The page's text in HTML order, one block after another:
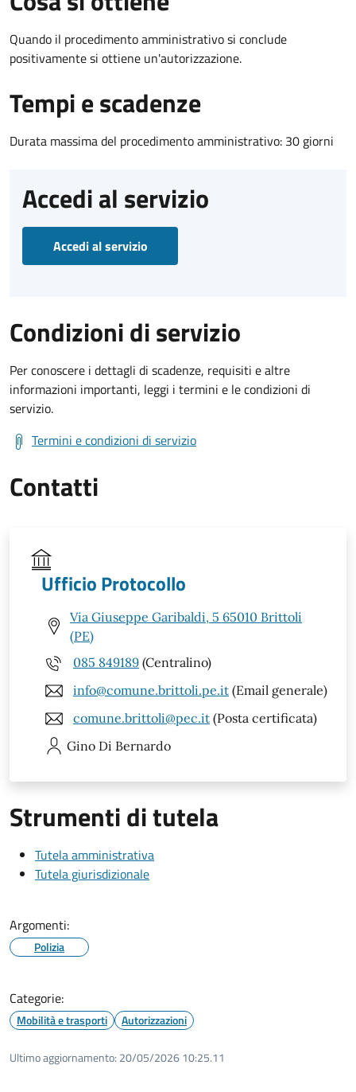
Quando il procedimento amministrativo si conclude
positivamente si ottiene un'autorizzazione.
Tempi e scadenze
Durata massima del procedimento amministrativo: 30 giorni
Accedi al servizio
Accedi al servizio
Condizioni di servizio
Per conoscere i dettagli di scadenze, requisiti e altre
informazioni importanti, leggi i termini e le condizioni di
servizio.
Termini e condizioni di servizio
Contatti
Ufficio Protocollo
Via Giuseppe Garibaldi, 5 65010 Brittoli
(PE)
085 849189 (Centralino)
info@comune.brittoli.pe.it (Email generale)
comune.brittoli@pec.it (Posta certificata)
Gino Di Bernardo
Strumenti di tutela
Tutela amministrativa
Tutela giurisdizionale
Argomenti:
Polizia
Categorie:
Mobilità e trasporti Autorizzazioni
Ultimo aggiornamento: 20/05/2026 10:25.11